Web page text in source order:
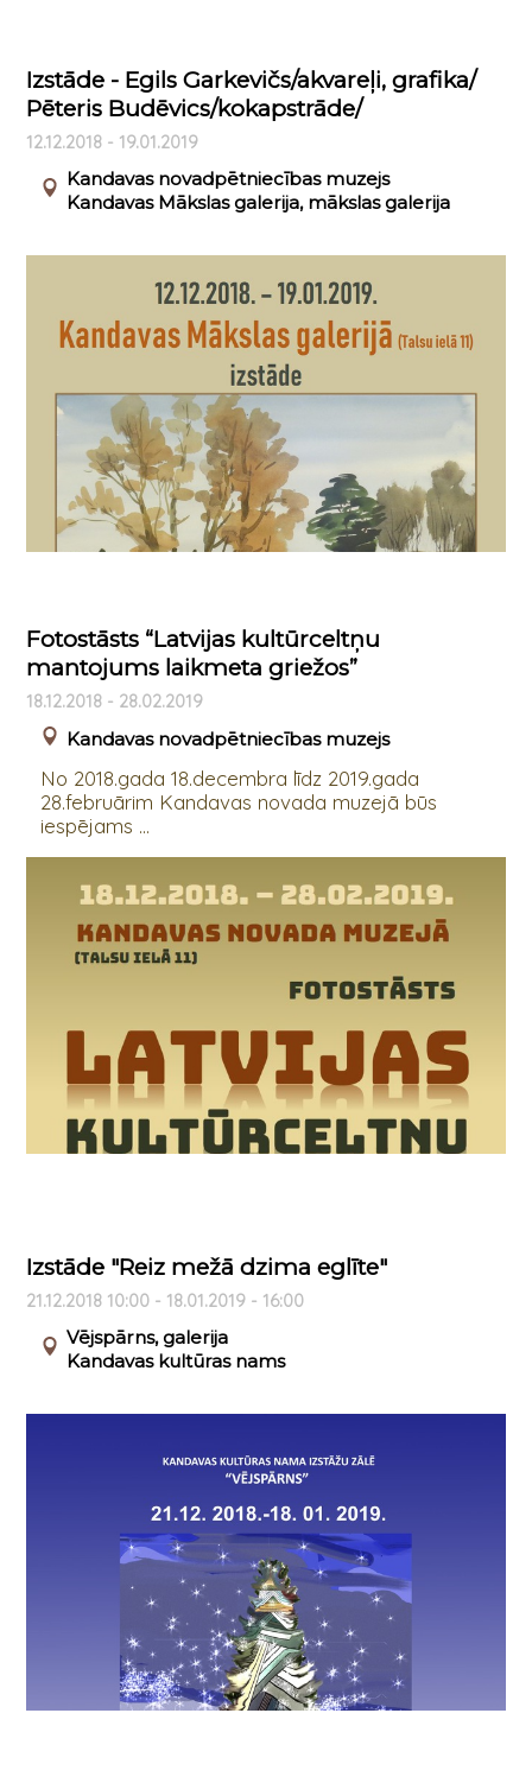
Izstāde - Egils Garkevičs/akvareļi, grafika/
Pēteris Budēvics/kokapstrāde/
12.12.2018 - 19.01.2019
Kandavas novadpētniecības muzejs
Kandavas Mākslas galerija, mākslas galerija
Fotostāsts “Latvijas kultūrceltņu
mantojums laikmeta griežos”
18.12.2018 - 28.02.2019
Kandavas novadpētniecības muzejs
No 2018.gada 18.decembra līdz 2019.gada
28.februārim Kandavas novada muzejā būs
iespējams ...
Izstāde "Reiz mežā dzima eglīte"
21.12.2018 10:00 - 18.01.2019 - 16:00
Vējspārns, galerija
Kandavas kultūras nams